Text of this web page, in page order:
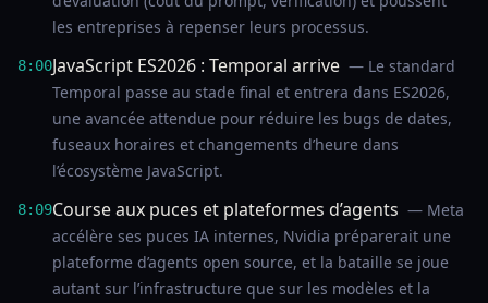
les entreprises à repenser leurs processus.
8:00JavaScript ES2026 : Temporal arrive — Le standard
Temporal passe au stade final et entrera dans ES2026,
une avancée attendue pour réduire les bugs de dates,
fuseaux horaires et changements d’heure dans
l’écosystème JavaScript.
8:09Course aux puces et plateformes d’agents — Meta
accélère ses puces IA internes, Nvidia préparerait une
plateforme d’agents open source, et la bataille se joue
autant sur l’infrastructure que sur les modèles et la